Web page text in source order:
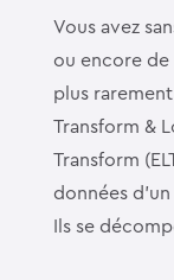
Vous avez
ou encore
plus rarement
Transform &
Transform
données
Ils se